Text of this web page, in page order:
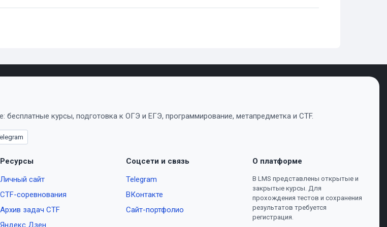
бесплатные курсы, подготовка к ОГЭ и ЕГЭ, программирование, метапредметка и CTF.
Ресурсы
Личный сайт
CTF-соревнования
Архив задач CTF
Яндекс Дзен
Соцсети и связь
Telegram
ВКонтакте
Сайт-портфолио
О платформе
В LMS представлены открытые и
закрытые курсы. Для
прохождения тестов и сохранения
результатов требуется
регистрация.